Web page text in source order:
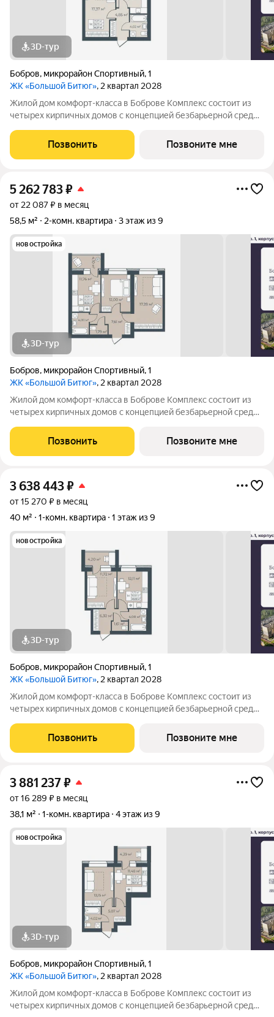
3D-тур
Бобров, микрорайон Спортивный,1
ЖК «Большой Битюг», 2 квартал 2028
Жилой дом комфорт-класса в Боброве Комплекс состоит из
четырех кирпичных домов с концепцией безбарьерной среды,
пожилых людей и родителей с колясками. Функциональное
использование квадратных
Позвонить Позвоните мне
5 262 783₽
от 22 087 ₽ в месяц
58,5 м²
2-комн. квартира 3 этаж из 9
новостройка
3D-тур
Бобров, микрорайон Спортивный,1
ЖК «Большой Битюг», 2 квартал 2028
Жилой дом комфорт-класса в Боброве Комплекс состоит из
четырех кирпичных домов с концепцией безбарьерной среды,
пожилых людей и родителей с колясками. Функциональное
использование квадратных
Позвонить Позвоните мне
3 638 443₽
от 15 270 ₽ в месяц
40 м²
1-комн. квартира 1 этаж из 9
новостройка
3D-тур
Бобров, микрорайон Спортивный,1
ЖК «Большой Битюг», 2 квартал 2028
Жилой дом комфорт-класса в Боброве Комплекс состоит из
четырех кирпичных домов с концепцией безбарьерной среды,
пожилых людей и родителей с колясками. Функциональное
использование квадратных
Позвонить Позвоните мне
3 881 237₽
от 16 289 ₽ в месяц
38,1 м²
1-комн. квартира 4 этаж из 9
новостройка
3D-тур
Бобров, микрорайон Спортивный,1
ЖК «Большой Битюг», 2 квартал 2028
Жилой дом комфорт-класса в Боброве Комплекс состоит из
четырех кирпичных домов с концепцией безбарьерной среды,